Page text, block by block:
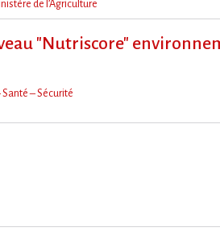
de l’Agriculture
"Nutriscore"
– Sécurité